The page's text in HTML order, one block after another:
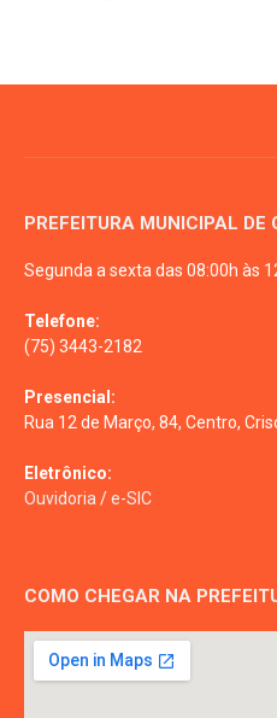
PREFEITURA MUNICIPAL DE
Segunda a sexta das 08:00h às
Telefone:
(75) 3443-2182
Presencial:
Rua 12 de Março, 84, Centro,
Eletrônico:
Ouvidoria /e-SIC
COMO CHEGAR NA